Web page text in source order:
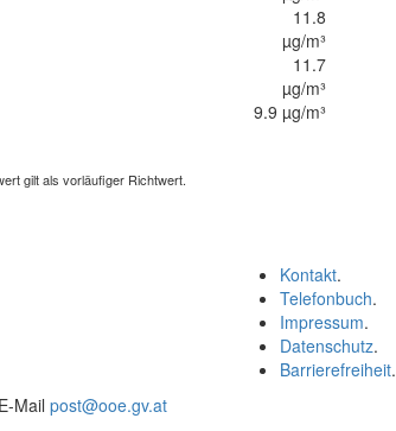
11.8
µg/m³
11.7
µg/m³
9.9 µg/m³
gilt als vorläufiger Richtwert.
Kontakt.
Telefonbuch.
Impressum.
Datenschutz.
Barrierefreiheit.
Mail post@ooe.gv.at